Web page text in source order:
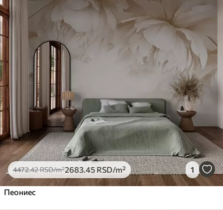
4472.42RSD/m²2683 .45 RSD/m² 1
Пеониес